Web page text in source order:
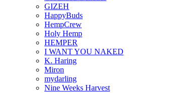
GIZEH
HappyBuds
HempCrew
Holy Hemp
HEMPER
I WANT YOU NAKED
K. Haring
Miron
mydarling
Nine Weeks Harvest